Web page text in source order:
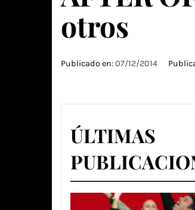
otros
Publicado en:07/12/2014
ÚLTIMAS